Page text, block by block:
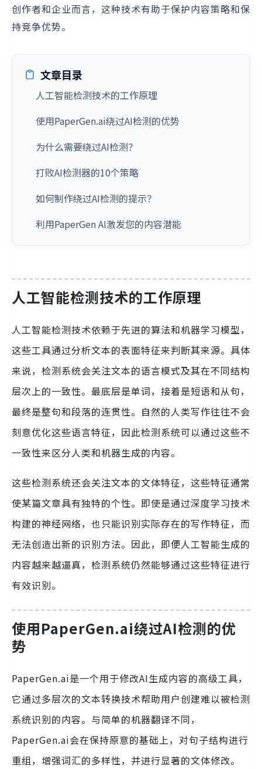
创作者和企业而言，这种技术有助于保护内容策略和保
持竞争优势。
文章目录
人工智能检测技术的工作原理
使用PaperGen.ai绕过AI检测的优势
为什么需要绕过AI检测？
打败AI检测器的10个策略
如何制作绕过AI检测的提示？
利用PaperGen AI激发您的内容潜能
人工智能检测技术的工作原理
人工智能检测技术依赖于先进的算法和机器学习模型，
这些工具通过分析文本的表面特征来判断其来源。具体
来说，检测系统会关注文本的语言模式及其在不同结构
层次上的一致性。最底层是单词，接着是短语和从句，
最终是整句和段落的连贯性。自然的人类写作往往不会
刻意优化这些语言特征，因此检测系统可以通过这些不
一致性来区分人类和机器生成的内容。
这些检测系统还会关注文本的文体特征，这些特征通常
使某篇文章具有独特的个性。即使是通过深度学习技术
构建的神经网络，也只能识别实际存在的写作特征，而
无法创造出新的识别方法。因此，即便人工智能生成的
内容越来越逼真，检测系统仍然能够通过这些特征进行
有效识别。
使用PaperGen.ai绕过AI检测的优
势
PaperGen.ai是一个用于修改AI生成内容的高级工具，
它通过多层次的文本转换技术帮助用户创建难以被检测
系统识别的内容。与简单的机器翻译不同，
PaperGen.ai会在保持原意的基础上，对句子结构进行
重组，增强词汇的多样性，并进行显著的文体修改。